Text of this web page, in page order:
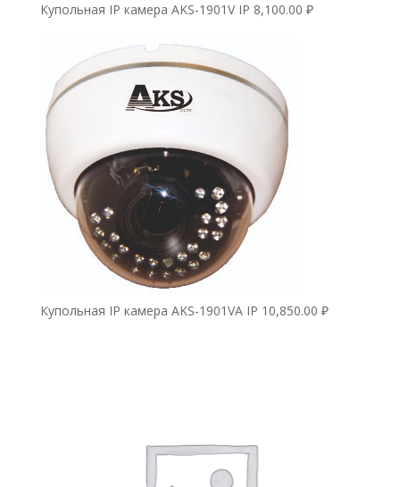
Купольная IP камера AKS-1901V IP 8,100.00 ₽
Купольная IP камера AKS-1901VA IP 10,850.00 ₽